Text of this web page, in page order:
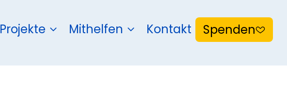
Projekte Mithelfen Kontakt Spenden